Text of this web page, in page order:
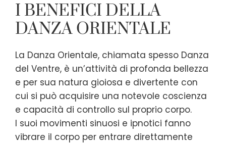
I BENEFICI DELLA
DANZA ORIENTALE
La Danza Orientale, chiamata spesso Danza
del Ventre, è un’attività di profonda bellezza
e per sua natura gioiosa e divertente con
cui si può acquisire una notevole coscienza
e capacità di controllo sul proprio corpo.
I suoi movimenti sinuosi e ipnotici fanno
vibrare il corpo per entrare direttamente